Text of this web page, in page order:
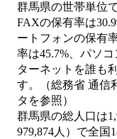
群馬県の世帯単位
FAXの保有率は
ートフォンの保有
率は45.7%、パソ
ターネットを誰も
す。（総務省 通信
タを参照）
群馬県の総人口は
979,874人）で全国